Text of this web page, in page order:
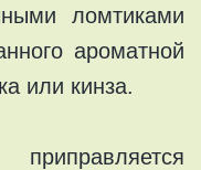
ломтиками
ароматной
или кинза.